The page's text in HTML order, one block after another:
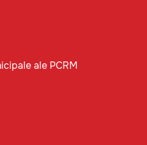
ale PCRM